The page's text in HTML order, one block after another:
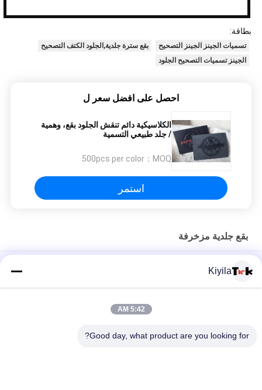
بطاقة:
تسميات الجينز الجينز التصحيح
بقع سترة جلدية,الجلود الكتف التصحيح
الجينز تسميات التصحيح الجلود
احصل على افضل سعر ل
الكلاسيكية دائم تنقش الجلود بقع، وهمية
/ جلد طبيعي التسمية
MOQ：
500pcs per color
استمر
بقع جلدية مزخرفة
الملحقات العلامة المعلقة لملابس
ملصقات تطريز كلاسيكية عالية مخصصة من المصنع لملابس الملابس
في الملابس
Kiyila
5:42 AM
Good day, what product are you looking for?